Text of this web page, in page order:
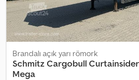
Brandalı açık yarı römork
Schmitz CargobullCurtainsider
Mega